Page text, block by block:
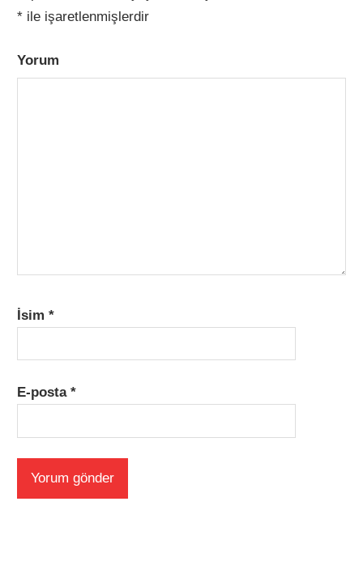
* ile işaretlenmişlerdir
Yorum
İsim*
E-posta*